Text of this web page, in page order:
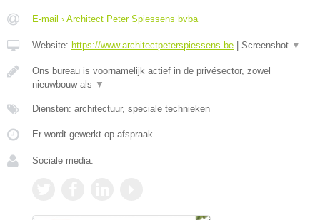
E-mail › Architect Peter Spiessens bvba
Website: https://www.architectpeterspiessens.be Screenshot ▼
Ons bureau is voornamelijk actief in de privésector, zowel
nieuwbouw als ▼
Diensten: architectuur, speciale technieken
Er wordt gewerkt op afspraak.
Sociale media: